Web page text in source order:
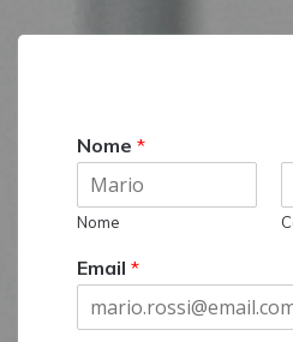
Nome *
Nome
Email *